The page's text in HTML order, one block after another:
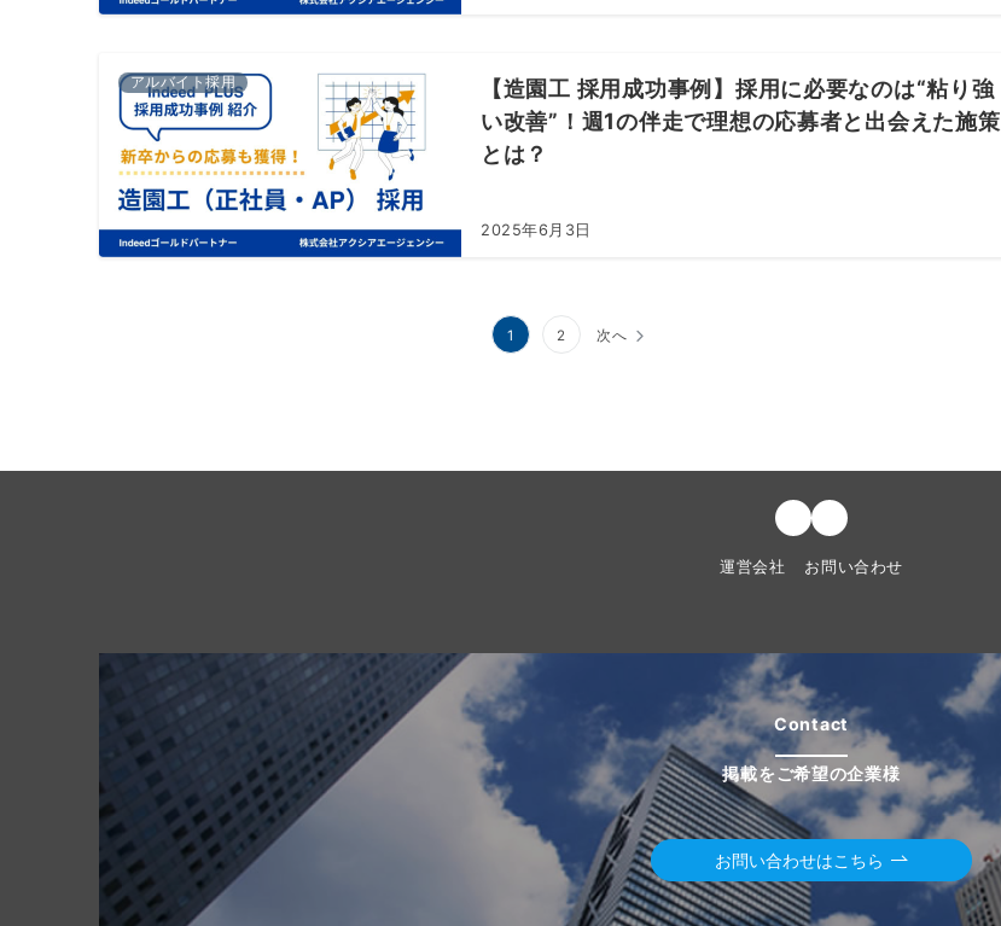
アルバイト採用
【造園工 採用成功事例】採用に必要なのは“粘り強
い改善”！週1の伴走で理想の応募者と出会えた施策
とは？
2025年6月3日
1 2 次へ
運営会社 お問い合わせ
Contact
掲載をご希望の企業様
お問い合わせはこちら